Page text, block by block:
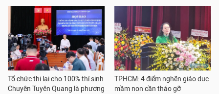
Tổ chức thi lại cho 100% thí sinh
Chuyên Tuyên Quang là phương
TPHCM: 4 điểm nghẽn giáo dục
mầm non cần tháo gỡ